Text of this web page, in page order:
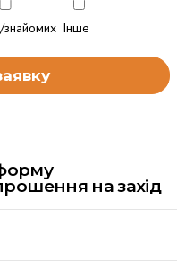
знайомих Інше
на захід